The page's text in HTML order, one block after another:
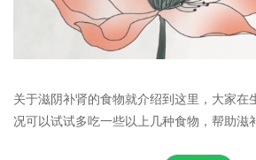
关于滋阴补肾的食物就介绍到这里，大家在
况可以试试多吃一些以上几种食物，帮助滋